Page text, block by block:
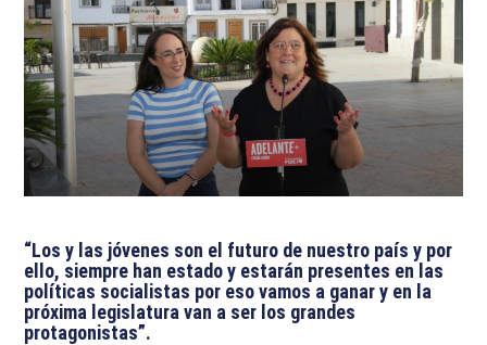
“Los y las jóvenes son el futuro de nuestro país y por
ello, siempre han estado y estarán presentes en las
políticas socialistas por eso vamos a ganar y en la
próxima legislatura van a ser los grandes
protagonistas”.